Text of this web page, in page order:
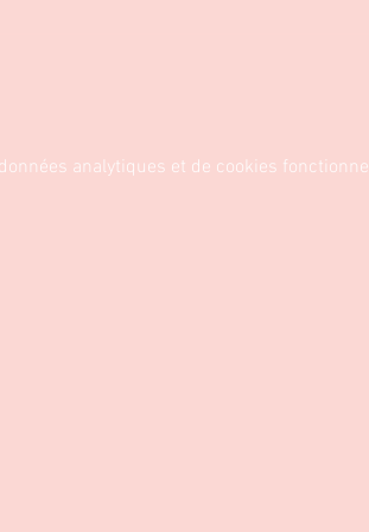
analytiques et de cookies